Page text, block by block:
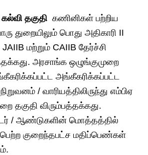
கல்வி தகுதி கணினிகள் பற்றிய
துறையிலும் பொது அதிகாரி II
மற்றும் CAIIB தேர்ச்சி
அரசாங்க ஒழுங்குமுறை
அங்கீகரிக்கப்பட்ட
/ வாரியத்திலிருந்து எம்பிஏ
தகுதி விரும்பத்தக்கது.
/ ஆண்டுகளின் மொத்தத்தில்
குறைந்தபட்ச மதிப்பெண்கள்